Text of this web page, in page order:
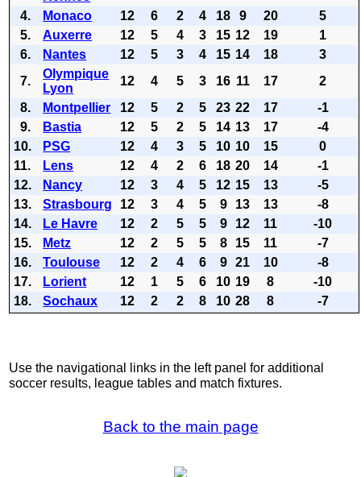
4.
Monaco 12 6 2 4 18 9 20
5
5.
Auxerre 12 5 4 3 15 12 19
1
6.
Nantes 12 5 3 4 15 14 18
3
7.
Olympique
Lyon
12 4 5 3 16 11 17
2
8.
Montpellier 12 5 2 5 23 22 17
-1
9.
Bastia 12 5 2 5 14 13 17
-4
10.
PSG 12 4 3 5 10 10 15
0
11.
Lens 12 4 2 6 18 20 14
-1
12.
Nancy 12 3 4 5 12 15 13
-5
13.
Strasbourg 12 3 4 5 9 13 13
-8
14.
Le Havre 12 2 5 5 9 12 11
-10
15.
Metz 12 2 5 5 8 15 11
-7
16.
Toulouse 12 2 4 6 9 21 10
-8
17.
Lorient 12 1 5 6 10 19 8
-10
18.
Sochaux 12 2 2 8 10 28 8 -7
Use the navigational links in the left panel for additional
soccer results, league tables and match fixtures.
Back to the main page